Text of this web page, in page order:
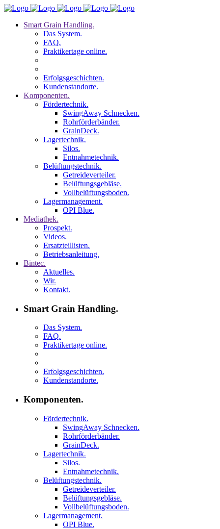
Smart Grain Handling.
Das System.
FAQ.
Praktikertage online.
Erfolgsgeschichten.
Kundenstandorte.
Komponenten.
Fördertechnik.
SwingAway Schnecken.
Rohrförderbänder.
GrainDeck.
Lagertechnik.
Silos.
Entnahmetechnik.
Belüftungstechnik.
Getreideverteiler.
Belüftungsgebläse.
Vollbelüftungsboden.
Lagermanagement.
OPI Blue.
Mediathek.
Prospekt.
Videos.
Ersatzteillisten.
Betriebsanleitung.
Bintec.
Aktuelles.
Wir.
Kontakt.
Smart Grain Handling.
Das System.
FAQ.
Praktikertage online.
Erfolgsgeschichten.
Kundenstandorte.
Komponenten.
Fördertechnik.
SwingAway Schnecken.
Rohrförderbänder.
GrainDeck.
Lagertechnik.
Silos.
Entnahmetechnik.
Belüftungstechnik.
Getreideverteiler.
Belüftungsgebläse.
Vollbelüftungsboden.
Lagermanagement.
OPI Blue.